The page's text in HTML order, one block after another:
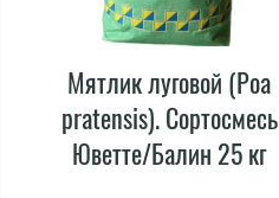
Мятлик луговой (Poa
pratensis). Сортосмесь
Юветте/Балин 25 кг